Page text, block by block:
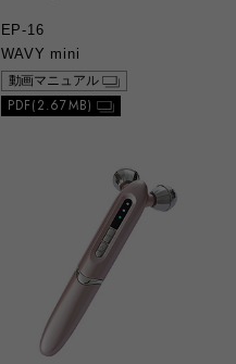
EP-16
WAVY mini
動画マニュアル
PDF(2.67MB)